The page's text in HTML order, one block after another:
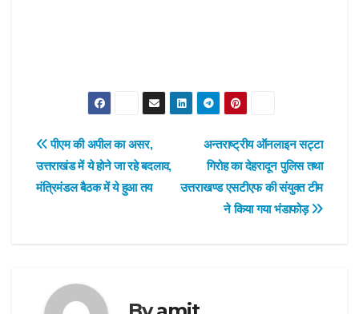
Post
navigation
अन्तराष्ट्रीय ऑनलाइन सट्टा
गिरोह का देहरादून पुलिस तथा
उत्तराखण्ड एसटीएफ की संयुक्त टीम
ने किया गया भंडाफोड़
पीएम की अपील का असर,
उत्तराखंड में ये होने जा रहे बदलाव,
मंत्रिमंडल बैठक में ये हुआ तय